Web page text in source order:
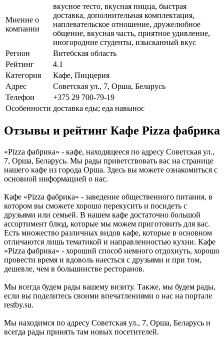
Мнение о
компании
вкусное тесто, вкусная пицца, быстрая
доставка, дополнительная комплектация,
наплевательское отношение, дружелюбное
общение, вкусная часть, приятное удивление,
иногородние студенты, изысканный вкус
Регион
Витебская область
Рейтинг
4.1
Категория
Кафе, Пиццерия
Адрес
Советская ул., 7, Орша, Беларусь
Телефон
+375 29 700-79-19
Особенности доставка еды; еда навынос
Отзывы и рейтинг Кафе Pizza фабрика
«Pizza фабрика» - кафе, находящееся по адресу Советская ул.,
7, Орша, Беларусь. Мы рады приветствовать вас на странице
нашего кафе из города Орша. Здесь вы можете ознакомиться с
основной информацией о нас.
Кафе «Pizza фабрика» - заведение общественного питания, в
котором вы сможете хорошо перекусить и посидеть с
друзьями или семьей. В нашем кафе достаточно большой
ассортимент блюд, которые мы можем приготовить для вас.
Есть множество различных видов кафе, которые в основном
отличаются лишь тематикой и направленностью кухни. Кафе
«Pizza фабрика» - хороший способ немного отдохнуть, хорошо
провести время и вдоволь наесться с друзьями и при том,
дешевле, чем в большинстве ресторанов.
Мы всегда будем рады вашему визиту. Также, мы будем рады,
если вы поделитесь своими впечатлениями о нас на портале
restby.su.
Мы находимся по адресу Советская ул., 7, Орша, Беларусь и
всегда рады принять там новых посетителей.